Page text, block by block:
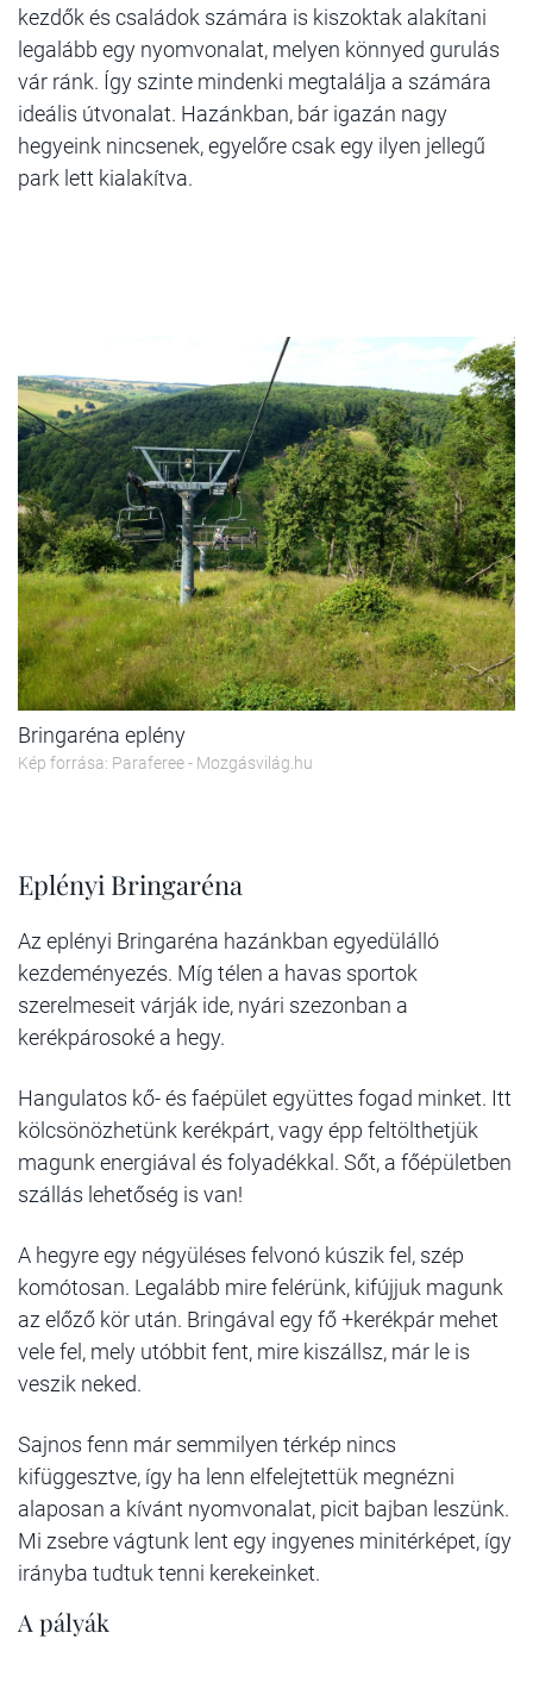
kezdők és családok számára is kiszoktak alakítani
legalább egy nyomvonalat, melyen könnyed gurulás
vár ránk. Így szinte mindenki megtalálja a számára
ideális útvonalat. Hazánkban, bár igazán nagy
hegyeink nincsenek, egyelőre csak egy ilyen jellegű
park lett kialakítva.
Bringaréna eplény
Kép forrása: Paraferee - Mozgásvilág.hu
Eplényi Bringaréna
Az eplényi Bringaréna hazánkban egyedülálló
kezdeményezés. Míg télen a havas sportok
szerelmeseit várják ide, nyári szezonban a
kerékpárosoké a hegy.
Hangulatos kő- és faépület együttes fogad minket. Itt
kölcsönözhetünk kerékpárt, vagy épp feltölthetjük
magunk energiával és folyadékkal. Sőt, a főépületben
szállás lehetőség is van!
A hegyre egy négyüléses felvonó kúszik fel, szép
komótosan. Legalább mire felérünk, kifújjuk magunk
az előző kör után. Bringával egy fő +kerékpár mehet
vele fel, mely utóbbit fent, mire kiszállsz, már le is
veszik neked.
Sajnos fenn már semmilyen térkép nincs
kifüggesztve, így ha lenn elfelejtettük megnézni
alaposan a kívánt nyomvonalat, picit bajban leszünk.
Mi zsebre vágtunk lent egy ingyenes minitérképet, így
irányba tudtuk tenni kerekeinket.
A pályák